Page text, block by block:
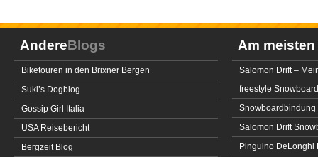
AndereBlogs
Biketouren in den Brixner Bergen
Suki’s Dogblog
Gossip Girl Italia
USA Reisebericht
Bergzeit Blog
Am meisten
Salomon Drift –
freestyle Snowboard
Snowboardbindung
Salomon Drift
Pinguino DeLonghi